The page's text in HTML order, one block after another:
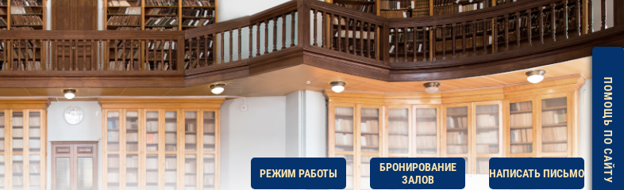
РЕЖИМ РАБОТЫ
БРОНИРОВАНИЕ
ЗАЛОВ
НАПИСАТЬ ПИСЬМО ПОМОЩЬ ПО САЙТУ